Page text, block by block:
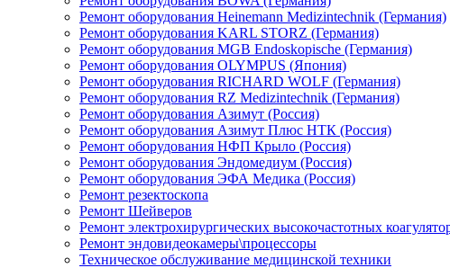
Ремонт оборудования Heinemann Medizintechnik (Германия)
Ремонт оборудования KARL STORZ (Германия)
Ремонт оборудования MGB Endoskopische (Германия)
Ремонт оборудования OLYMPUS (Япония)
Ремонт оборудования RICHARD WOLF (Германия)
Ремонт оборудования RZ Medizintechnik (Германия)
Ремонт оборудования Азимут (Россия)
Ремонт оборудования Азимут Плюс НТК (Россия)
Ремонт оборудования НФП Крыло (Россия)
Ремонт оборудования Эндомедиум (Россия)
Ремонт оборудования ЭФА Медика (Россия)
Ремонт резектоскопа
Ремонт Шейверов
Ремонт электрохирургических высокочастотных
Ремонт эндовидеокамеры\процессоры
Техническое обслуживание медицинской техники